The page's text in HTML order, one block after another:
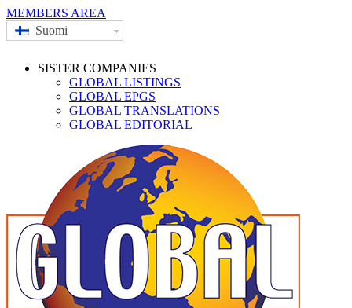
MEMBERS AREA
Suomi
SISTER COMPANIES
GLOBAL LISTINGS
GLOBAL EPGS
GLOBAL TRANSLATIONS
GLOBAL EDITORIAL